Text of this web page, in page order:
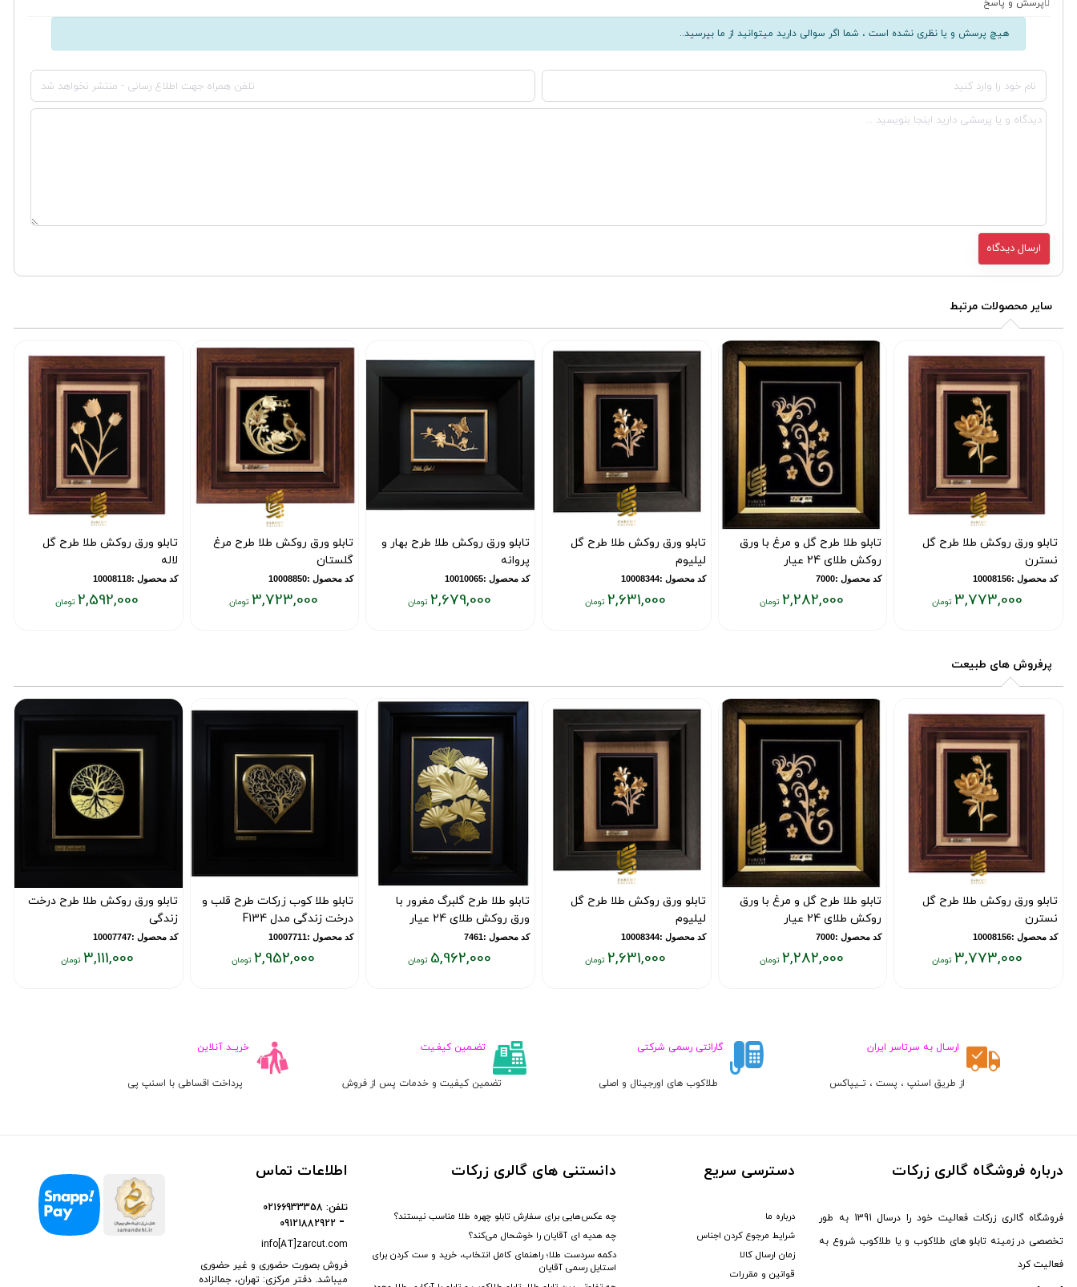
پرسش و پاسخ
هیچ پرسش و یا نظری نشده است ، شما اگر سوالی دارید میتوانید از ما بپرسید..
سایر محصولات مرتبط
تابلو ورق روکش طلا طرح گل
نسترن
کد محصول :10008156
3,773,000
۳,۷۷۳,۰۰۰
تومان
تابلو طلا طرح گل و مرغ با ورق
روکش طلای 24 عیار
کد محصول :7000
2,282,000
تابلو ورق روکش طلا طرح گل
لیلیوم
کد محصول :10008344
2,631,000
تابلو ورق روکش طلا طرح بهار و
پروانه
کد محصول :10010065
2,679,000
تابلو ورق روکش طلا طرح مرغ
گلستان
کد محصول :10008850
3,723,000
تابلو ورق روکش طلا طرح گل
لاله
کد محصول :10008118
2,592,000
پرفروش های طبیعت
تابلو ورق روکش طلا طرح گل
نسترن
کد محصول :10008156
3,773,000
تابلو طلا طرح گل و مرغ با ورق
روکش طلای 24 عیار
کد محصول :7000
2,282,000
تابلو ورق روکش طلا طرح گل
لیلیوم
کد محصول :10008344
2,631,000
تابلو طلا طرح گلبرگ مغرور با
ورق روکش طلای 24 عیار
کد محصول :7461
5,962,000
تابلو طلا کوب زرکات طرح قلب و
درخت زندگی مدل F134
کد محصول :10007711
2,952,000
تابلو ورق روکش طلا طرح درخت
زندگی
کد محصول :10007747
3,111,000
ارسـال به سرتاسر ایران
از طریق اسنپ ، پست ، تــیپاکس
گارانتی رسمی شرکتی
طلاکوب های اورجینال و اصلی
تضـمین کیفـیت
تضمین کیفیت و خدمات پس از فروش
خریــد آنلاین
پرداخت اقساطی با اسنپ پی
درباره فروشگاه گالری زرکات
فروشگاه گالری زرکات فعالیت خود را درسال 1391 به طور
تخصصی در زمینه تابلو های طلاکوب و یا طلاکوب شروع به
فعالیت کرد
دسترسی سریع
درباره ما
شرایط مرجوع کردن اجناس
زمان ارسال کالا
قوانین و مقررات
دانستنی های گالری زرکات
چه عکس‌هایی برای سفارش تابلو چهره طلا مناسب نیستند؟
چه هدیه‌ ای آقایان را خوشحال می‌کند؟
دکمه سردست طلا؛ راهنمای کامل انتخاب، خرید و ست کردن برای
استایل رسمی آقایان
اطلاعات تماس
فروش بصورت حضوری و غیر حضوری
میباشد. دفتر مرکزی: تهران، جمالزاده
info[AT]zarcut.com
تلفن: 02166933358
09121882922